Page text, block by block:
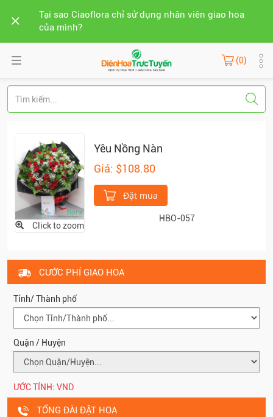
Tại sao Ciaoflora chỉ sử dụng nhân viên giao hoa
của mình?
(0)
Click to zoom
Yêu Nồng Nàn
Giá: $108.80
Đặt mua
HBO-057
CƯỚC PHÍ GIAO HOA
Tỉnh/ Thành phố
Quận / Huyện
ƯỚC TÍNH: VND
TỔNG ĐÀI ĐẶT HOA